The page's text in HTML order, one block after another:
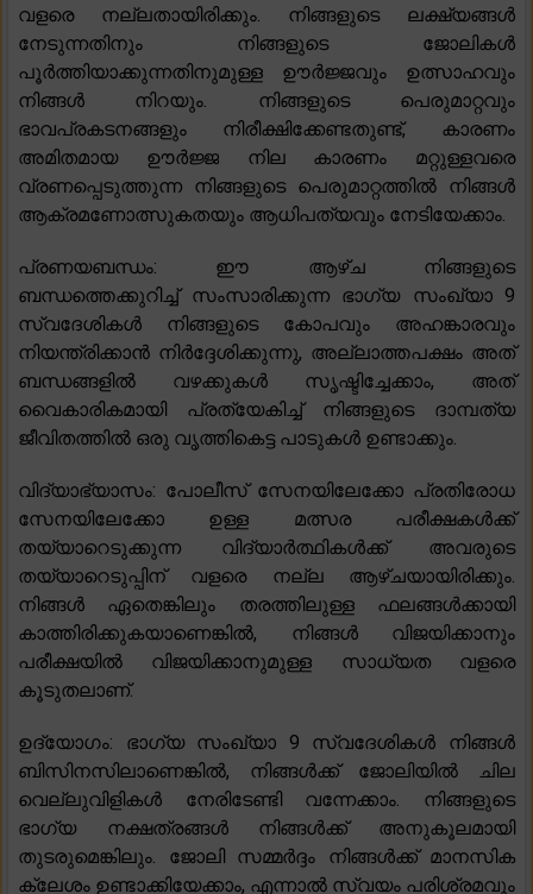
വളരെ നല്ലതായിരിക്കും. നിങ്ങളുടെ ലക്ഷ്യങ്ങൾ
നേടുന്നതിനും നിങ്ങളുടെ ജോലികൾ
പൂർത്തിയാക്കുന്നതിനുമുള്ള ഊർജ്ജവും ഉത്സാഹവും
നിങ്ങൾ നിറയും. നിങ്ങളുടെ പെരുമാറ്റവും
ഭാവപ്രകടനങ്ങളും നിരീക്ഷിക്കേണ്ടതുണ്ട്, കാരണം
അമിതമായ ഊർജ്ജ നില കാരണം മറ്റുള്ളവരെ
വ്രണപ്പെടുത്തുന്ന നിങ്ങളുടെ പെരുമാറ്റത്തിൽ നിങ്ങൾ
ആക്രമണോത്സുകതയും ആധിപത്യവും നേടിയേക്കാം.
പ്രണയബന്ധം: ഈ ആഴ്ച നിങ്ങളുടെ
ബന്ധത്തെക്കുറിച്ച് സംസാരിക്കുന്ന ഭാഗ്യ സംഖ്യാ 9
സ്വദേശികൾ നിങ്ങളുടെ കോപവും അഹങ്കാരവും
നിയന്ത്രിക്കാൻ നിർദ്ദേശിക്കുന്നു, അല്ലാത്തപക്ഷം അത്
ബന്ധങ്ങളിൽ വഴക്കുകൾ സൃഷ്ടിച്ചേക്കാം, അത്
വൈകാരികമായി പ്രത്യേകിച്ച് നിങ്ങളുടെ ദാമ്പത്യ
ജീവിതത്തിൽ ഒരു വൃത്തികെട്ട പാടുകൾ ഉണ്ടാക്കും.
വിദ്യാഭ്യാസം: പോലീസ് സേനയിലേക്കോ പ്രതിരോധ
സേനയിലേക്കോ ഉള്ള മത്സര പരീക്ഷകൾക്ക്
തയ്യാറെടുക്കുന്ന വിദ്യാർത്ഥികൾക്ക് അവരുടെ
തയ്യാറെടുപ്പിന് വളരെ നല്ല ആഴ്ചയായിരിക്കും.
നിങ്ങൾ ഏതെങ്കിലും തരത്തിലുള്ള ഫലങ്ങൾക്കായി
കാത്തിരിക്കുകയാണെങ്കിൽ, നിങ്ങൾ വിജയിക്കാനും
പരീക്ഷയിൽ വിജയിക്കാനുമുള്ള സാധ്യത വളരെ
കൂടുതലാണ്.
ഉദ്യോഗം: ഭാഗ്യ സംഖ്യാ 9 സ്വദേശികൾ നിങ്ങൾ
ബിസിനസിലാണെങ്കിൽ, നിങ്ങൾക്ക് ജോലിയിൽ ചില
വെല്ലുവിളികൾ നേരിടേണ്ടി വന്നേക്കാം. നിങ്ങളുടെ
ഭാഗ്യ നക്ഷത്രങ്ങൾ നിങ്ങൾക്ക് അനുകൂലമായി
തുടരുമെങ്കിലും. ജോലി സമ്മർദ്ദം നിങ്ങൾക്ക് മാനസിക
ക്ലേശം ഉണ്ടാക്കിയേക്കാം, എന്നാൽ സ്വയം പരിശ്രമവും